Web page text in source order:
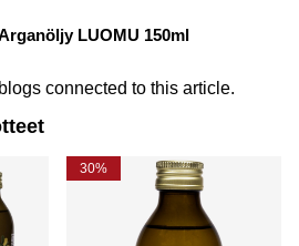
LUOMU 150ml
connected to this article.
30%